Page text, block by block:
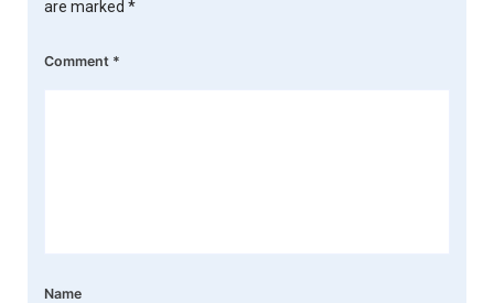
are marked *
Comment *
Name